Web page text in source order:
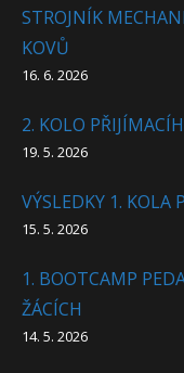
STROJNÍK
KOVŮ
16. 6. 2026
2. KOLO
19. 5. 2026
VÝSLEDKY 1. KOLA
15. 5. 2026
1. BOOTCAMP
ŽÁCÍCH
14. 5. 2026